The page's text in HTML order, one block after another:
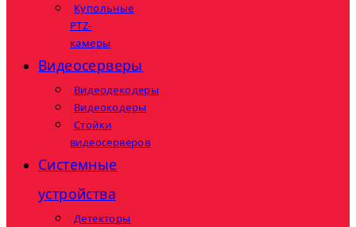
Купольные
PTZ-
камеры
Видеосерверы
Видеодекодеры
Видеокодеры
Стойки
видеосерверов
Системные
устройства
Детекторы